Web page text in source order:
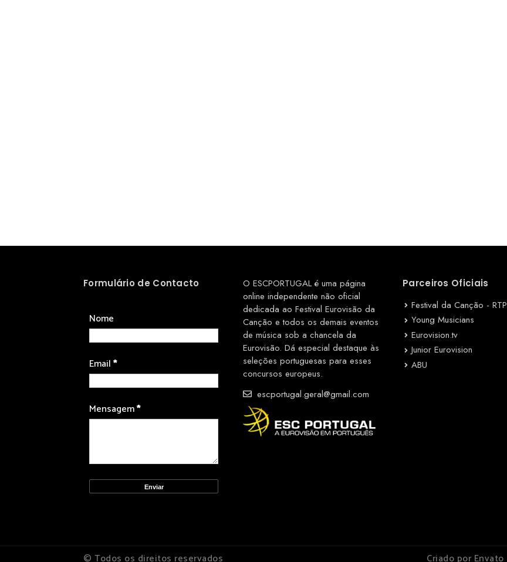
Formulário de Contacto
Nome
Email*
Mensagem*
O ESCPORTUGAL é uma página
online independente não oficial
dedicada ao Festival Eurovisão da
Canção e todos os demais eventos
de música sob a chancela da
Eurovisão. Dá especial destaque às
seleções portuguesas para esses
concursos europeus.
escportugal.geral@gmail.com
Parceiros Oficiais
Festival da Canção - RTP
Young Musicians
Eurovision.tv
Junior Eurovision
ABU
© Todos os direitos reservados Criado por Envato